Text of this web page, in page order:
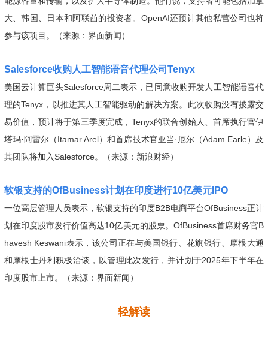
大、韩国、日本和阿联酋的投资者。OpenAI还预计其他私营公司也将
参与该项目。（来源：界面新闻）
Salesforce收购人工智能语音代理公司Tenyx
美国云计算巨头Salesforce周二表示，已同意收购开发人工智能语音代
理的Tenyx，以推进其人工智能驱动的解决方案。此次收购没有披露交
易价值，预计将于第三季度完成，Tenyx的联合创始人、首席执行官伊
塔玛·阿雷尔（Itamar Arel）和首席技术官亚当·厄尔（Adam Earle）及
其团队将加入Salesforce。（来源：新浪财经）
软银支持的OfBusiness计划在印度进行10亿美元IPO
一位高层管理人员表示，软银支持的印度B2B电商平台OfBusiness正计
划在印度股市发行价值高达10亿美元的股票。OfBusiness首席财务官B
havesh Keswani表示，该公司正在与美国银行、花旗银行、摩根大通
和摩根士丹利积极洽谈，以管理此次发行，并计划于2025年下半年在
印度股市上市。（来源：界面新闻）
轻解读